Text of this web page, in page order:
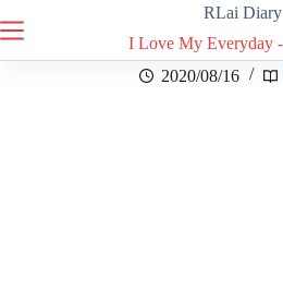
RLai Diary
I Love My Everyday
2020/08/16